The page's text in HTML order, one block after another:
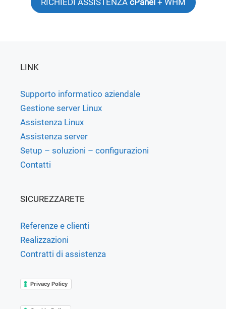
RICHIEDI ASSISTENZA cPanel + WHM
LINK
Supporto informatico aziendale
Gestione server Linux
Assistenza Linux
Assistenza server
Setup – soluzioni – configurazioni
Contatti
SICUREZZARETE
Referenze e clienti
Realizzazioni
Contratti di assistenza
Privacy Policy